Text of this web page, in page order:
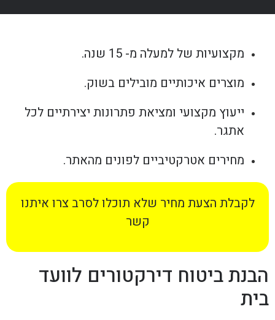
מקצועיות של למעלה מ- 15 שנה.
מוצרים איכותיים מובילים בשוק.
ייעוץ מקצועי ומציאת פתרונות יצירתיים לכל
אתגר.
מחירים אטרקטיביים לפונים מהאתר.
לקבלת הצעת מחיר שלא תוכלו לסרב צרו איתנו
קשר
הבנת ביטוח דירקטורים לוועד
בית